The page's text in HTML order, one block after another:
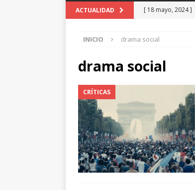
ACTUALIDAD [ 18 mayo, 2024 ]
[ 18 mayo, 2024 ]
[ 15 mayo, 2024 ]
[ 12 febrero, 2024 ]
arte”
[ 18 mayo, 2024 ]
INICIO drama social
drama social
CRÍTICAS